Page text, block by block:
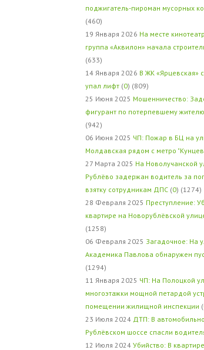
поджигатель-пироман мусорных
(460)
19 Января 2026 На месте
группа «Аквилон» начала
(633)
14 Января 2026 В ЖК «Ярцевская»
упал лифт (0) (809)
25 Июня 2025 Мошенничество:
фигурант по потерпевшему
(942)
06 Июня 2025 ЧП: Пожар в БЦ на
Молдавская рядом с метро
27 Марта 2025 На Новолучанской
Рублёво задержан водитель за
взятку сотрудникам ДПС (0) (1274)
28 Февраля 2025 Преступление:
квартире на Новорублёвской
(1258)
06 Февраля 2025 Загадочное: На
Академика Павлова обнаружен
(1294)
11 Января 2025 ЧП: На Полоцкой
многоэтажки мощной петардой
помещении жилищной инспекции (
23 Июля 2024 ДТП: В
Рублёвском шоссе спасли
12 Июля 2024 Убийство: В